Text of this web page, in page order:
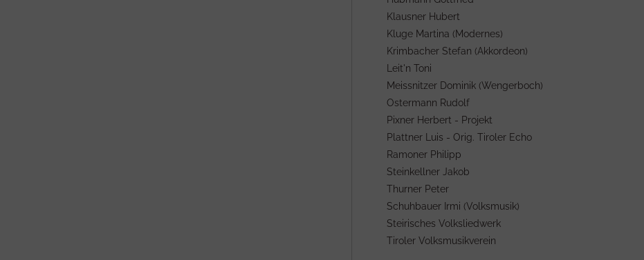
Klausner Hubert
Kluge Martina (Modernes)
Krimbacher Stefan (Akkordeon)
Leit'n Toni
Meissnitzer Dominik (Wengerboch)
Ostermann Rudolf
Pixner Herbert - Projekt
Plattner Luis - Orig. Tiroler Echo
Ramoner Philipp
Steinkellner Jakob
Thurner Peter
Schuhbauer Irmi (Volksmusik)
Steirisches Volksliedwerk
Tiroler Volksmusikverein